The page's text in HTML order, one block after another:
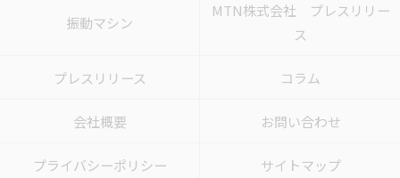
振動マシン
MTN株式会社 プレスリリー
ス
プレスリリース コラム
会社概要 お問い合わせ
プライバシーポリシー サイトマップ